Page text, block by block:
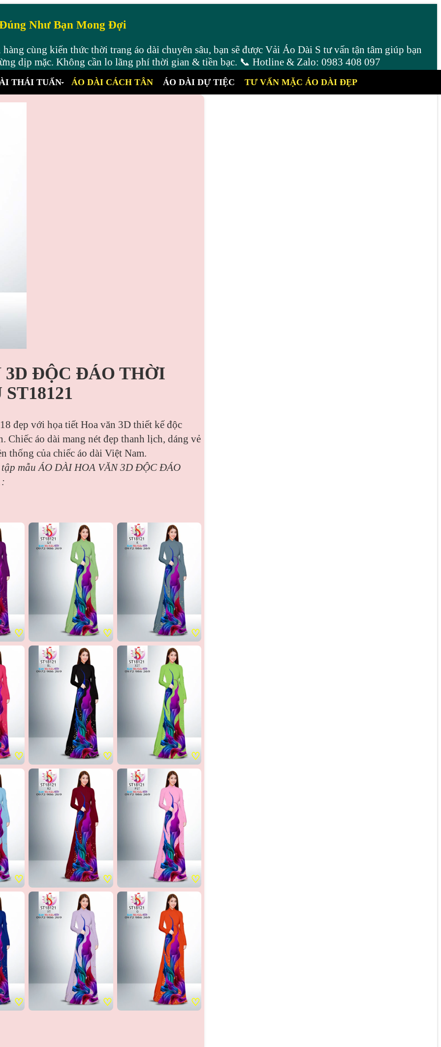
Như Bạn Mong Đợi
cùng kiến thức thời trang áo dài chuyên sâu, bạn sẽ được Vải Áo Dài S tư vấn tận tâm giúp bạn
dịp mặc. Không cần lo lãng phí thời gian & tiền bạc. 📞 Hotline & Zalo: 0983 408 097
THÁI TUẤN ÁO DÀI CÁCH TÂN ÁO DÀI DỰ TIỆC TƯ VẤN MẶC ÁO DÀI ĐẸP
ĐỘC ĐÁO THỜI
đẹp với họa tiết Hoa văn 3D thiết kế độc
Chiếc áo dài mang nét đẹp thanh lịch, dáng vẻ
thống của chiếc áo dài Việt Nam.
mẫu ÁO DÀI HOA VĂN 3D ĐỘC ĐÁO
♡ ♡ ♡
♡ ♡ ♡
♡ ♡ ♡
♡ ♡ ♡